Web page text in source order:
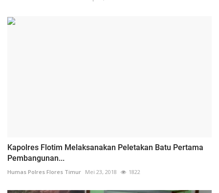
Kapolres Flotim Melaksanakan Peletakan Batu Pertama
Pembangunan...
Humas Polres Flores Timur Mei 23, 2018 1822